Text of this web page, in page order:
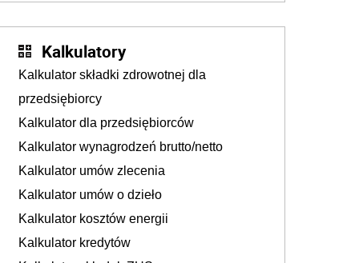
Kalkulatory
Kalkulator składki zdrowotnej dla
przedsiębiorcy
Kalkulator dla przedsiębiorców
Kalkulator wynagrodzeń brutto/netto
Kalkulator umów zlecenia
Kalkulator umów o dzieło
Kalkulator kosztów energii
Kalkulator kredytów